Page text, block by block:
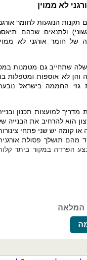
לא ממוין
תקנות הנוגעות לחומר
ולתנאים שבהם
של חומר אורגני לא
שתחייב גם מטמנות
והן לא אוספות ומטפלות
כיום, 10% מפליטת גזי החממה בישראל
למועצות תכנון
הוא להרחיב את הבנייה
קומה יש שני פתחי
תושלך פסולת
הפרדה במקור ביתר
המלאה